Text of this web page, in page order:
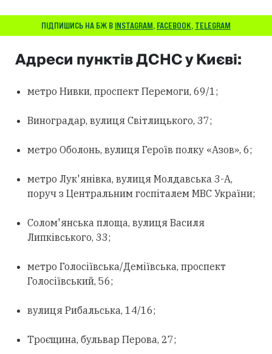
ПІДПИШИСЬ НА БЖ В INSTAGRAM, FACEBOOK, TELEGRAM
Адреси пунктів ДСНС у Києві:
метро Нивки, проспект Перемоги, 69/1;
Виноградар, вулиця Світлицького, 37;
метро Оболонь, вулиця Героїв полку «Азов», 6;
метро Лук'янівка, вулиця Молдавська 3-А,
поруч з Центральним госпіталем МВС України;
Солом'янська площа, вулиця Василя
Липківського, 33;
метро Голосіївська/Деміївська, проспект
Голосіївський, 56;
вулиця Рибальська, 14/16;
Троєщина, бульвар Перова, 27;